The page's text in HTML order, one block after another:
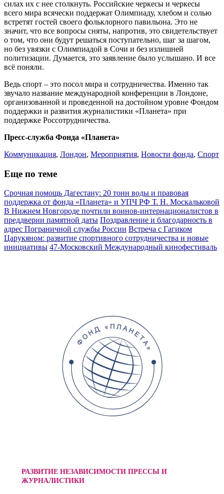
силах их с нее столкнуть. Российские черкесы и черкесы
всего мира всячески поддержат Олимпиаду, хлебом и солью
встретят гостей своего фольклорного павильона. Это не
значит, что все вопросы сняты, напротив, это свидетельствует
о том, что они будут решаться поступательно, шаг за шагом,
но без увязки с Олимпиадой в Сочи и без излишней
политизации. Думается, это заявление было услышано. И все
всё поняли.
Ведь спорт – это посол мира и сотрудничества. Именно так
звучало название международной конференции в Лондоне,
организованной и проведенной на достойном уровне Фондом
поддержки и развития журналистики «Планета» при
поддержке Россотрудничества.
Пресс-служба Фонда «Планета»
Коммуникация, Лондон, Мероприятия, Новости фонда, Спорт
Еще по теме
Срочная помощь Дагестану: 20 тонн воды и правовая
поддержка от фонда «Планета» и УПЧ РФ Т. Н. Москальковой
В Нижнем Новгороде почтили воинов-интернационалистов в
преддверии памятной даты Поздравление и благодарность в
адрес Пограничной службы России Встреча с Гагиком
Царукяном: развитие спортивного сотрудничества и новые
инициативы 47-Московский Международный кинофестиваль
РАЗВИТИЕ НЕЗАВИСИМОСТИ ПРЕССЫ И
ЖУРНАЛИСТИКИ